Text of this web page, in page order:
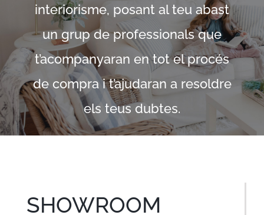
interiorisme, posant al teu abast
un grup de professionals que
t’acompanyaran en tot el procés
de compra i t’ajudaran a resoldre
els teus dubtes.
SHOWROOM